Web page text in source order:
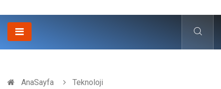
AnaSayfa
Teknoloji